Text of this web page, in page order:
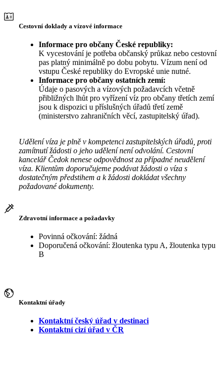
Cestovní doklady a vízové informace
Informace pro občany České republiky:
K vycestování je potřeba občanský průkaz nebo cestovní
pas platný minimálně po dobu pobytu. Vízum není od
vstupu České republiky do Evropské unie nutné.
Informace pro občany ostatních zemí:
Údaje o pasových a vízových požadavcích včetně
přibližných lhůt pro vyřízení víz pro občany třetích zemí
jsou k dispozici u příslušných úřadů třetí země
(ministerstvo zahraničních věcí, zastupitelský úřad).
Udělení víza je plně v kompetenci zastupitelských úřadů, proti
zamítnutí žádosti o jeho udělení není odvolání. Cestovní
kancelář Čedok nenese odpovědnost za případné neudělení
víza. Klientům doporučujeme podávat žádosti o víza s
dostatečným předstihem a k žádosti dokládat všechny
požadované dokumenty.
Zdravotní informace a požadavky
Povinná očkování: žádná
Doporučená očkování: žloutenka typu A, žloutenka typu
B
Kontaktní úřady
Kontaktní český úřad v destinaci
Kontaktní cizí úřad v ČR